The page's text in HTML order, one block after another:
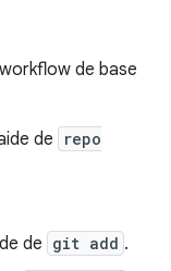
de base
de
repo
de git add .